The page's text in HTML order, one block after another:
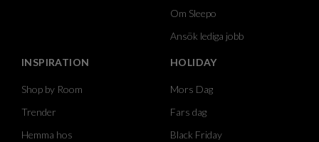
Om Sleepo
Ansök lediga jobb
INSPIRATION
Shop by Room
Trender
Hemma hos
HOLIDAY
Mors Dag
Fars dag
Black Friday